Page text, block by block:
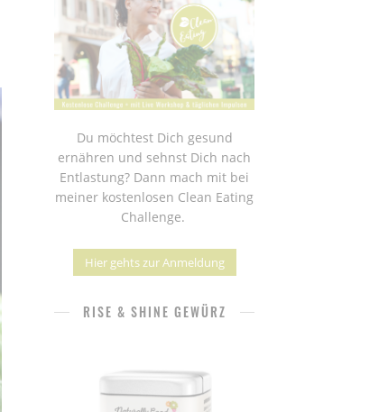
Du möchtest Dich gesund
ernähren und sehnst Dich nach
Entlastung? Dann mach mit bei
meiner kostenlosen Clean Eating
Challenge.
Hier gehts zur Anmeldung
RISE & SHINE GEWÜRZ